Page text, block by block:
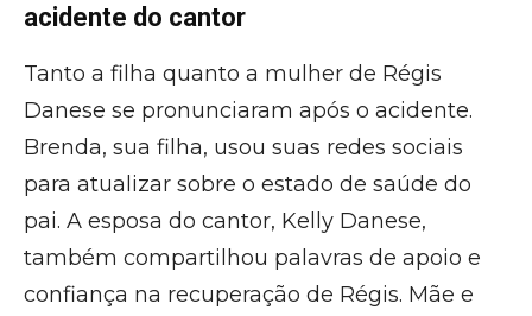
acidente do cantor
Tanto a filha quanto a mulher de Régis
Danese se pronunciaram após o acidente.
Brenda, sua filha, usou suas redes sociais
para atualizar sobre o estado de saúde do
pai. A esposa do cantor, Kelly Danese,
também compartilhou palavras de apoio e
confiança na recuperação de Régis. Mãe e